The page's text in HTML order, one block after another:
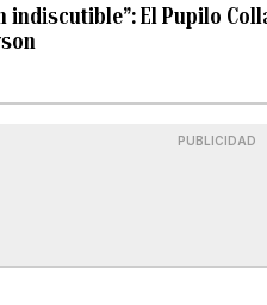
indiscutible”: El Pupilo
PUBLICIDAD